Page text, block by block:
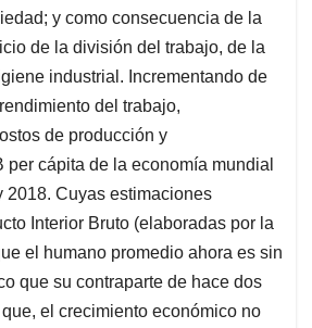
y como consecuencia de la
de la división del trabajo, de la
industrial. Incrementando de
del trabajo,
de producción y
per cápita de la economía mundial
2018. Cuyas estimaciones
Interior Bruto (elaboradas por la
el humano promedio ahora es sin
que su contraparte de hace dos
el crecimiento económico no